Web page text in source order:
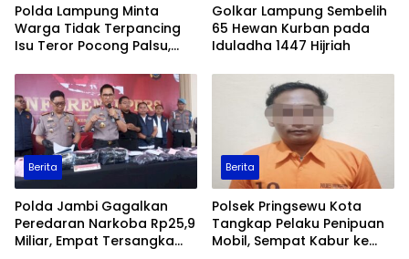
Polda Lampung Minta
Warga Tidak Terpancing
Isu Teror Pocong Palsu,
Ditingkatkan
Golkar Lampung Sembelih
65 Hewan Kurban pada
Iduladha 1447 Hijriah
Berita
Polda Jambi Gagalkan
Peredaran Narkoba Rp25,9
Miliar, Empat Tersangka
Berita
Polsek Pringsewu Kota
Tangkap Pelaku Penipuan
Mobil, Sempat Kabur ke